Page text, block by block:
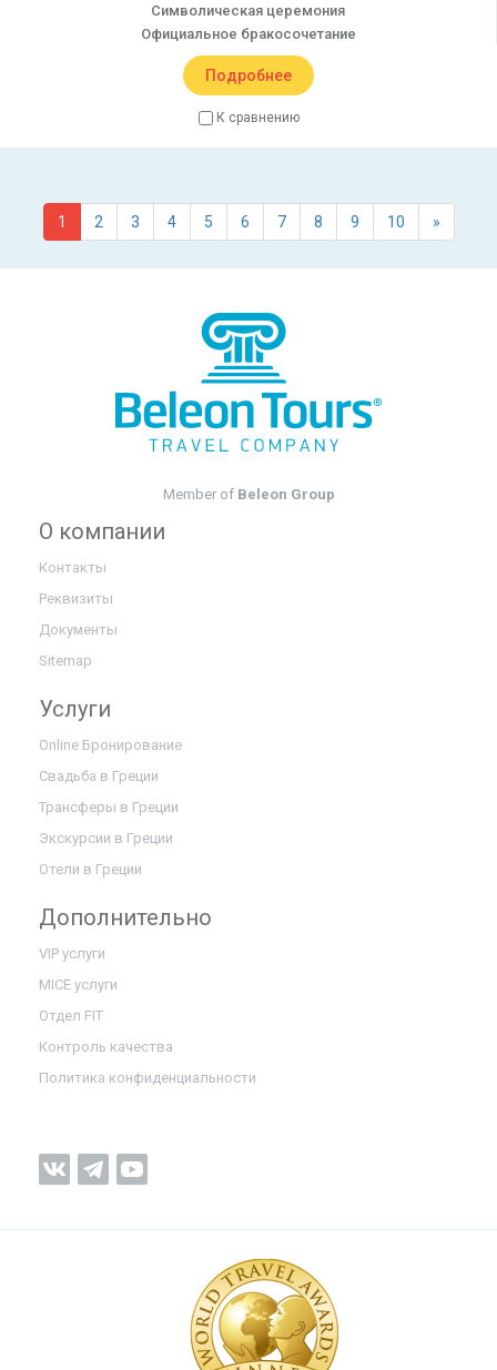
Символическая церемония
Официальное бракосочетание
Подробнее
К сравнению
1 2 3 4 5 6 7 8 9 10 »
Member of Beleon Group
О компании
Контакты
Реквизиты
Документы
Sitemap
Услуги
Online Бронирование
Свадьба в Греции
Трансферы в Греции
Экскурсии в Греции
Отели в Греции
Дополнительно
VIP услуги
MICE услуги
Отдел FIT
Контроль качества
Политика конфиденциальности